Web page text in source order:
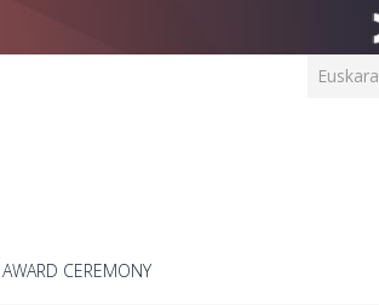
Euskara
AWARD CEREMONY